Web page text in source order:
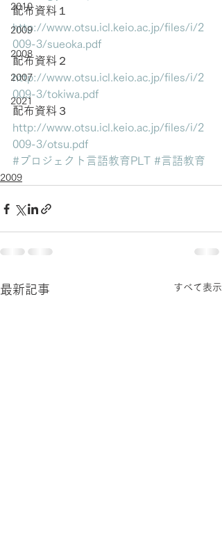
2010
2009
2008
2007
2021
配布資料１
http://www.otsu.icl.keio.ac.jp/files/i/2
009-3/sueoka.pdf
配布資料２
http://www.otsu.icl.keio.ac.jp/files/i/2
009-3/tokiwa.pdf
配布資料３
http://www.otsu.icl.keio.ac.jp/files/i/2
009-3/otsu.pdf
#プロジェクト言語教育PLT #言語教育
2009
最新記事 すべて表示